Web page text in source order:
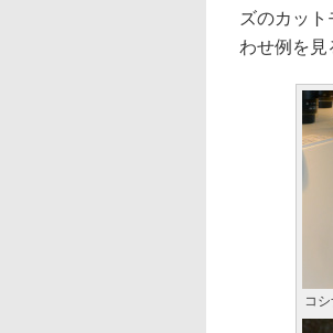
ズのカッ
わせ例を見
コ